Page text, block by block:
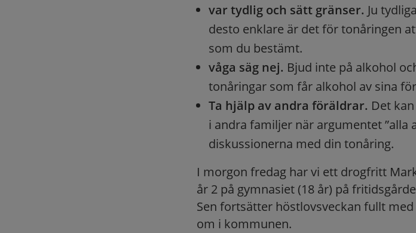
var tydlig och sätt gränser. Ju
desto enklare är det för tonåringen
som du bestämt.
våga säg nej. Bjud inte på alkohol
tonåringar som får alkohol av sina
Ta hjälp av andra föräldrar. Det
i andra familjer när argumentet ”alla
diskussionerna med din tonåring.
I morgon fredag har vi ett drogfritt
år 2 på gymnasiet (18 år) på
Sen fortsätter höstlovsveckan fullt
om i kommunen.